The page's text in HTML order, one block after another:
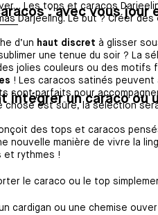
Les tops et caracos
Darjeeling. Le but ? Créer des
: avec vous jour
d’un haut discret à glisser
une tenue du soir ? La
jolies couleurs ou des motifs
! Les caracos satinés
sont parfaits pour
chose est sûre, la sélection
intégrer un caraco ou
des tops et caracos
nouvelle manière de vivre la
et rythmes !
le caraco ou le top
cardigan ou une chemise